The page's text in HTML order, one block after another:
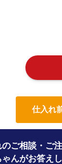
仕入れ
ご相談・ご
んがお答え